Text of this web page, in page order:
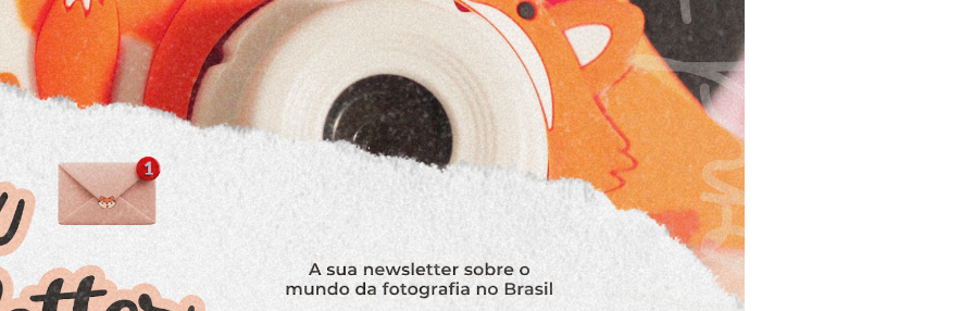
cidade das flores, com sua arquitetura, suas estufas e
suas estra...